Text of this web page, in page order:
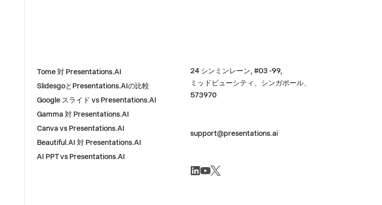
Tome 対 Presentations.AI
SlidesgoとPresentations.AIの比較
Google スライド vs Presentations.AI
Gamma 対 Presentations.AI
Canva vs Presentations.AI
Beautiful.AI 対 Presentations.AI
AI PPT vs Presentations.AI
24 シンミンレーン, #03 -99,
ミッドビューシティ、シンガポール、
573970
support@presentations.ai